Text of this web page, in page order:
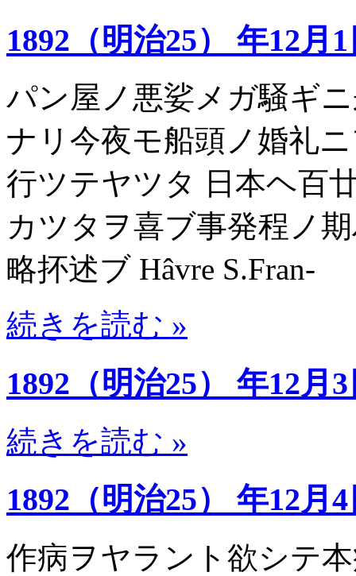
1892（明治25） 年12月
パン屋ノ悪娑メガ騒ギ
ナリ今夜モ船頭ノ婚礼
行ツテヤツタ 日本ヘ百
カツタヲ喜ブ事発程ノ
略抔述ブ Hâvre S.Fran-
続きを読む »
1892（明治25） 年12月
続きを読む »
1892（明治25） 年12月
作病ヲヤラント欲シテ